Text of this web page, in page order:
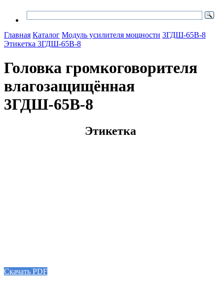
Главная Каталог Модуль усилителя мощности 3ГДШ-65В-8
Этикетка 3ГДШ-65В-8
Головка громкоговорителя
влагозащищённая
3ГДШ-65В-8
Этикетка
Скачать PDF